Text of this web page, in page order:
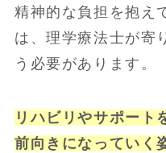
精神的な負担を抱え
は、理学療法士が寄
う必要があります。
リハビリやサポート
前向きになっていく